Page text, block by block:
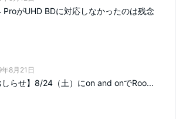
ProがUHD BDに対応しなかったのは残念
8月21日
しらせ】8/24（土）にon and onでRoo...